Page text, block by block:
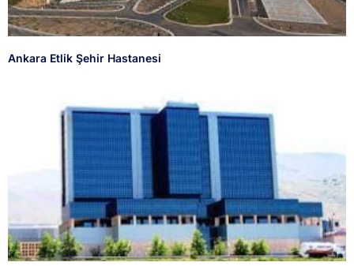
Ankara Etlik Şehir Hastanesi